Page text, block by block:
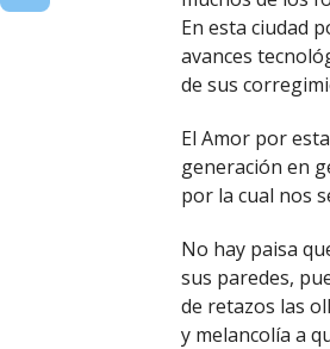
En esta ciudad
avances
de sus
El Amor por
generación en
por la cual nos
No hay paisa
sus paredes,
de retazos las
y melancolía a